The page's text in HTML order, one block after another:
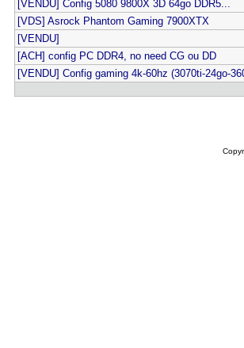
[VENDU] Config 5080 9800X 3D 64go DDR5...
[VDS] Asrock Phantom Gaming 7900XTX
[VENDU]
[ACH] config PC DDR4, no need CG ou DD
[VENDU] Config gaming 4k-60hz (3070ti-24go-